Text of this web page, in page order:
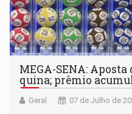
MEGA-SENA:
quina; prêmio
Geral 07 de Julho de